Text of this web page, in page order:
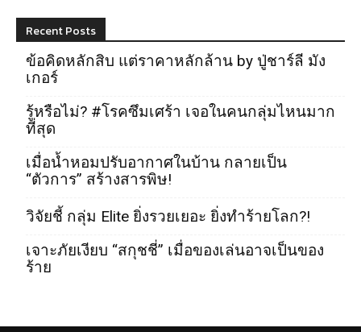
Recent Posts
ข้อคิดหลักสิบ แต่ราคาหลักล้าน by ปู่ชาร์ลี มัง
เกอร์
รู้หรือไม่? #โรคซึมเศร้า เจอในคนกลุ่มไหนมาก
ที่สุด
เมื่อน้ำหอมปรับอากาศในบ้าน กลายเป็น
“ตัวการ” สร้างสารพิษ!
วิจัยชี้ กลุ่ม Elite ยิ่งรวยเยอะ ยิ่งทำร้ายโลก?!
เจาะภัยเงียบ “สกุชชี่” เมื่อของเล่นอาจเป็นของ
ร้าย